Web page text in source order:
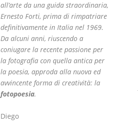
all’arte da una guida straordinaria,
Ernesto Forti, prima di rimpatriare
definitivamente in Italia nel 1969.
Da alcuni anni, riuscendo a
coniugare la recente passione per
la fotografia con quella antica per
la poesia, approda alla nuova ed
avvincente forma di creatività: la
fotopoesia.
Diego